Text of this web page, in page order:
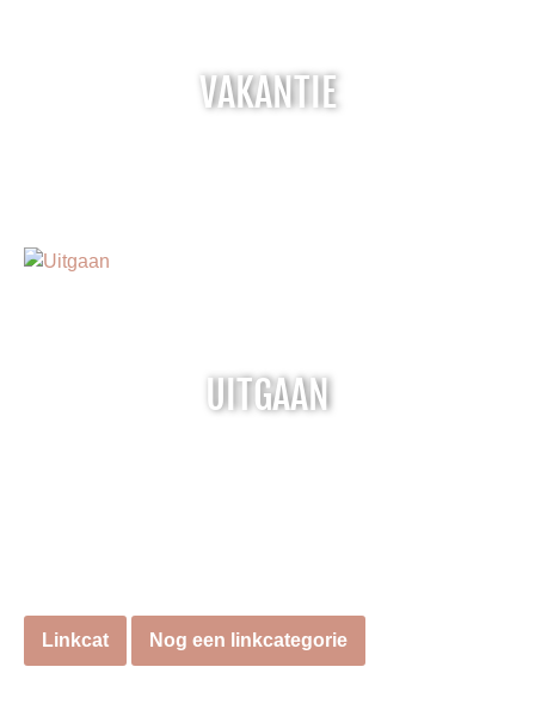
VAKANTIE
UITGAAN
Linkcat Nog een linkcategorie